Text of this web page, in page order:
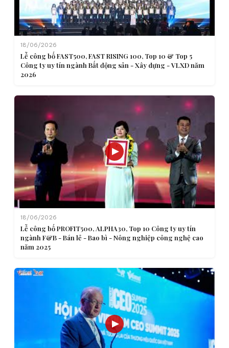
18/06/2026
Lễ công bố FAST500, FAST RISING 100, Top 10 & Top 5
Công ty uy tín ngành Bất động sản - Xây dựng - VLXD năm
2026
18/06/2026
Lễ công bố PROFIT500, ALPHA30, Top 10 Công ty uy tín
ngành F&B - Bán lẻ - Bao bì - Nông nghiệp công nghệ cao
năm 2025